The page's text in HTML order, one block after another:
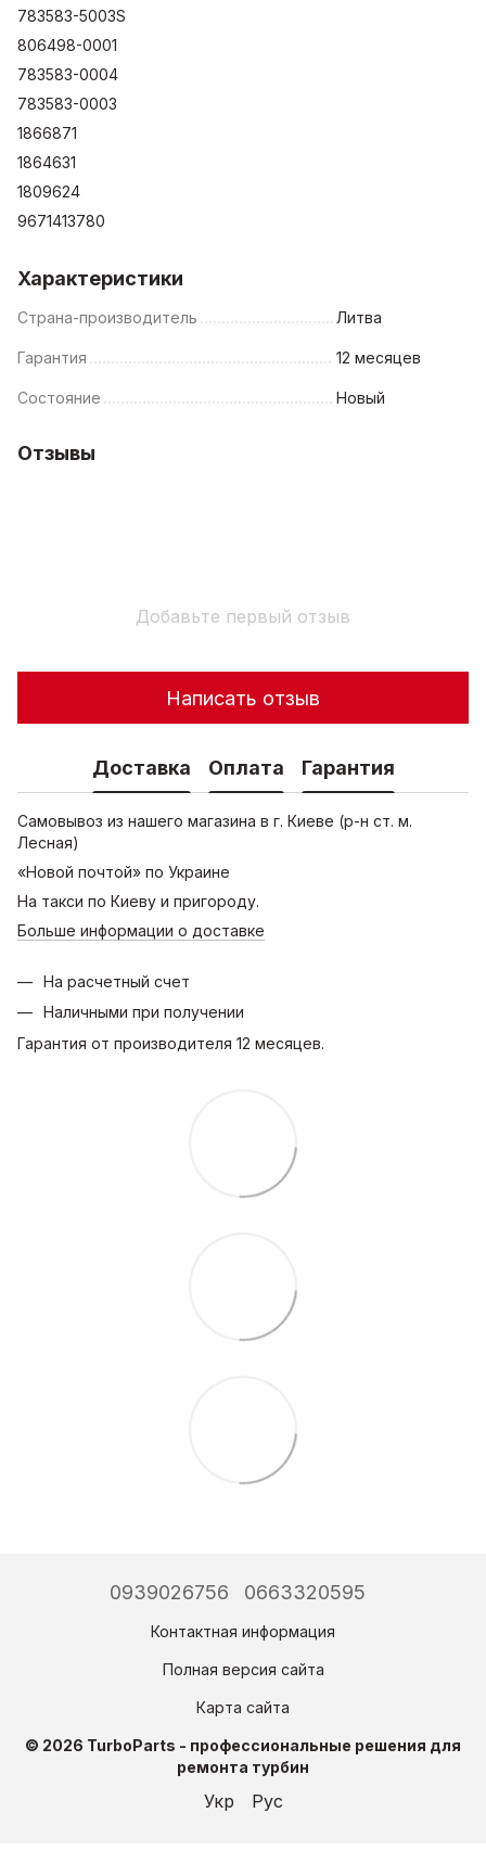
783583-5003S
806498-0001
783583-0004
783583-0003
1866871
1864631
1809624
9671413780
Характеристики
Страна-производитель Литва
Гарантия 12 месяцев
Состояние Новый
Отзывы
Добавьте первый отзыв
Написать отзыв
Доставка Оплата Гарантия
Самовывоз из нашего магазина в г. Киеве (р-н ст. м.
Лесная)
«Новой почтой» по Украине
На такси по Киеву и пригороду.
Больше информации о доставке
На расчетный счет
Наличными при получении
Гарантия от производителя 12 месяцев.
0939026756 0663320595
Контактная информация
Полная версия сайта
Карта сайта
© 2026 TurboParts - профессиональные решения для
ремонта турбин
Укр Рус